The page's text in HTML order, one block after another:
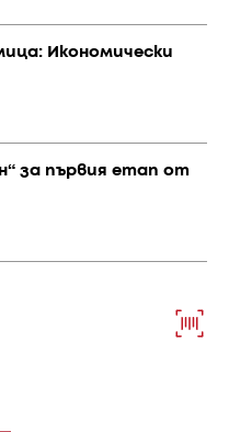
Икономически
за първия етап от